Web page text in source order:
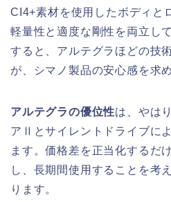
CI4+素材を使用したボディと
軽量性と適度な剛性を両立し
すると、アルテグラほどの技
が、シマノ製品の安心感を求
アルテグラの優位性は、やは
アⅡとサイレントドライブに
ます。価格差を正当化するだ
し、長期間使用することを考
ります。